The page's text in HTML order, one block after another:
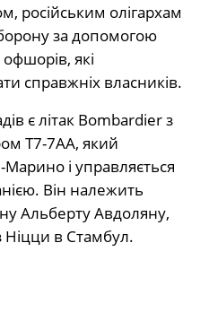
російським олігархам
за допомогою
які
справжніх власників.
є літак Bombardier з
T7-7AA, який
і управляється
Він належить
Альберту Авдоляну,
Ніцци в Стамбул.